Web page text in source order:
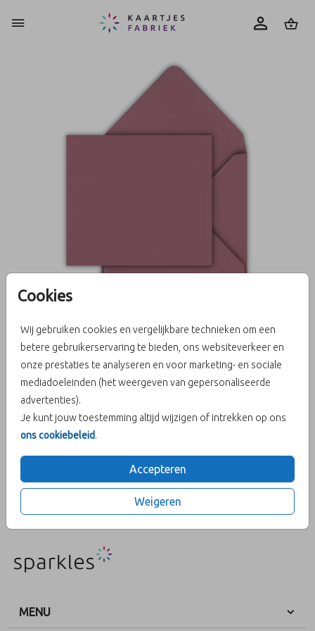
Cookies
Wij gebruiken cookies en vergelijkbare technieken om een
betere gebruikerservaring te bieden, ons websiteverkeer en
onze prestaties te analyseren en voor marketing- en sociale
mediadoeleinden (het weergeven van gepersonaliseerde
advertenties).
Je kunt jouw toestemming altijd wijzigen of intrekken op ons
ons cookiebeleid.
Accepteren
Weigeren
Berry 12,5 x 14
Aantal
berry 12,5 x 14
Prijs:€ 0,45
MENU